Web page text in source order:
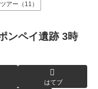
アー（11）
ンペイ遺跡 3時
はてブ